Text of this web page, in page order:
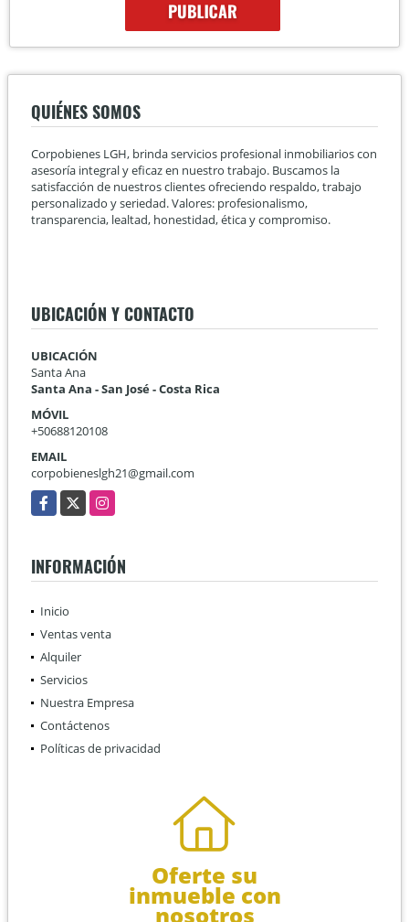
QUIÉNES SOMOS
Corpobienes LGH, brinda servicios profesional inmobiliarios con
asesoría integral y eficaz en nuestro trabajo. Buscamos la
satisfacción de nuestros clientes ofreciendo respaldo, trabajo
personalizado y seriedad. Valores: profesionalismo,
transparencia, lealtad, honestidad, ética y compromiso.
UBICACIÓN Y CONTACTO
UBICACIÓN
Santa Ana
Santa Ana - San José - Costa Rica
MÓVIL
+50688120108
EMAIL
corpobieneslgh21@gmail.com
Facebook
X Instagram
INFORMACIÓN
Inicio
Ventas venta
Alquiler
Servicios
Nuestra Empresa
Contáctenos
Políticas de privacidad
Oferte su
inmueble con
nosotros